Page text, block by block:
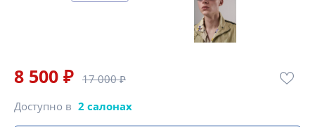
8 500 ₽ 17 000 ₽
Доступно в 2 салонах